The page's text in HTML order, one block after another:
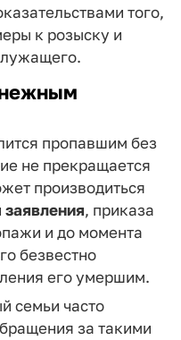
того,
к розыску и
пропавшим без
не прекращается
производиться
заявления, приказа
и до момента
безвестно
его умершим.
семьи часто
за такими